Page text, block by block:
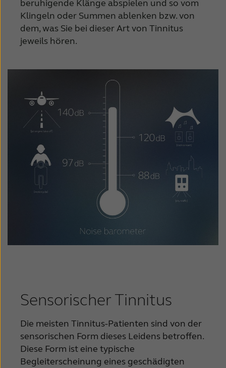
Türkçe United Kingdom
United States
beruhigende Klänge abspielen und so vom
Klingeln oder Summen ablenken bzw. von
dem, was Sie bei dieser Art von Tinnitus
jeweils hören.
Sensorischer Tinnitus
Die meisten Tinnitus-Patienten sind von der
sensorischen Form dieses Leidens betroffen.
Diese Form ist eine typische
Begleiterscheinung eines geschädigten